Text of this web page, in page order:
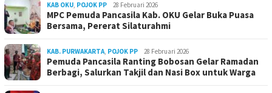
KAB OKU, POJOK PP 28 Februari 2026
MPC Pemuda Pancasila Kab. OKU Gelar Buka Puasa
Bersama, Pererat Silaturahmi
KAB. PURWAKARTA, POJOK PP 28 Februari 2026
Pemuda Pancasila Ranting Bobosan Gelar Ramadan
Berbagi, Salurkan Takjil dan Nasi Box untuk Warga